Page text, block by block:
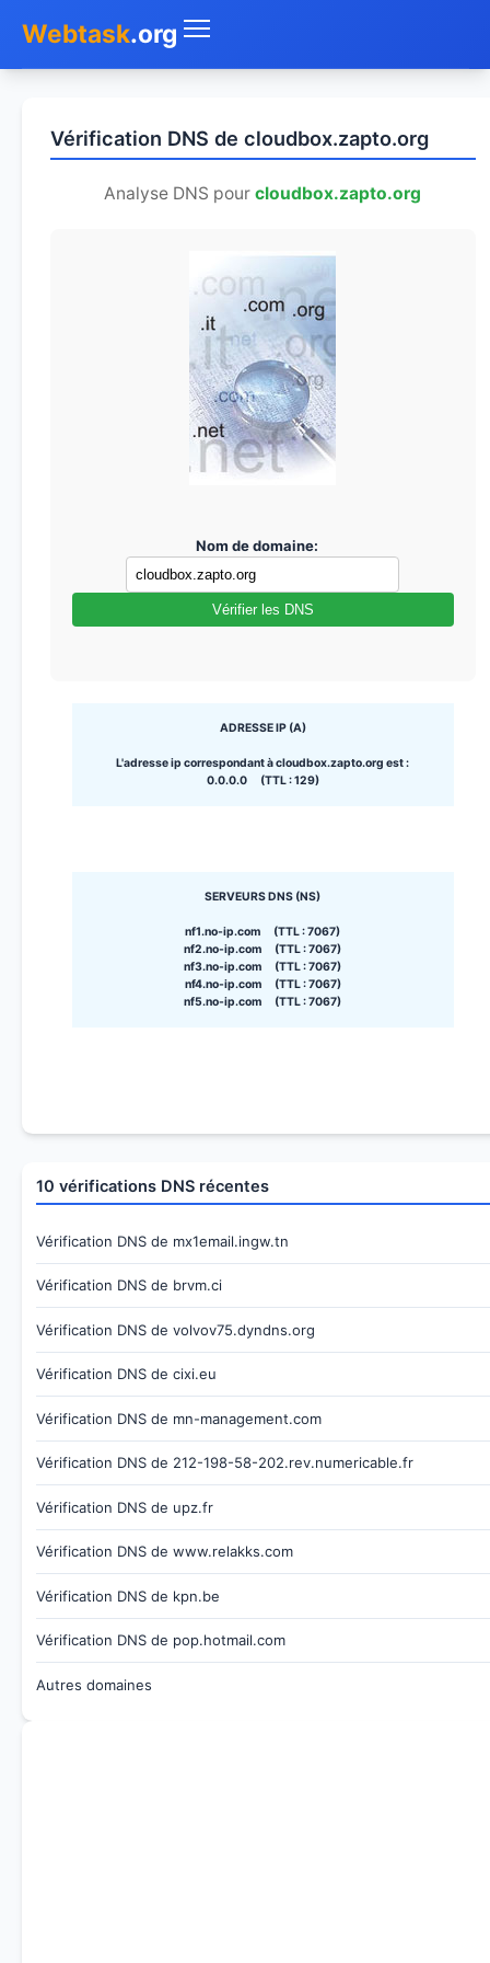
Webtask.org
Whois
Vérification DNS de cloudbox.zapto.org
Analyse DNS pourcloudbox.zapto.org
Nom de domaine:
Vérifier les DNS
ADRESSE IP (A)
L'adresse ip correspondant à cloudbox.zapto.org est :
0.0.0.0 (TTL : 129)
SERVEURS DNS (NS)
nf1.no-ip.com (TTL : 7067)
nf2.no-ip.com (TTL : 7067)
nf3.no-ip.com (TTL : 7067)
nf4.no-ip.com (TTL : 7067)
nf5.no-ip.com (TTL : 7067)
10 vérifications DNS récentes
Vérification DNS de mx1email.ingw.tn
Vérification DNS de brvm.ci
Vérification DNS de volvov75.dyndns.org
Vérification DNS de cixi.eu
Vérification DNS de mn-management.com
Vérification DNS de 212-198-58-202.rev.numericable.fr
Vérification DNS de upz.fr
Vérification DNS de www.relakks.com
Vérification DNS de kpn.be
Vérification DNS de pop.hotmail.com
Autres domaines